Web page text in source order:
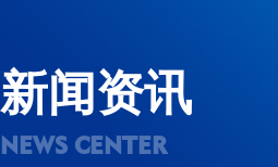
新闻资讯
NEWS CENTER